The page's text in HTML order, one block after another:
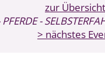
zur Übersicht
-
> nächstes